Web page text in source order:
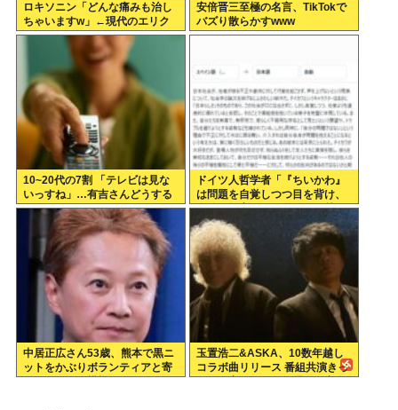
ロキソニン「どんな痛みも治し
ちゃいますw」←現代のエリク
サーやろ…
安倍晋三至極の名言、TikTokで
バズり散らかすwww
10~20代の7割 「テレビは見な
いっすね」…有吉さんどうする
のこれ
ドイツ人哲学者「『ちいかわ』
は問題を自覚しつつ目を背け、
自分は無害という道徳的優越
感、堕落する国家日本そのもの
だ」
中居正広さん53歳、熊本で黒ニ
ットをかぶりボランティアと寄
玉置浩二&ASKA、10数年越し
コラボ曲リリース 番組共演きっ